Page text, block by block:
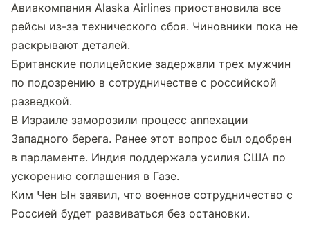
Авиакомпания Alaska Airlines приостановила все
рейсы из-за технического сбоя. Чиновники пока не
раскрывают деталей.
Британские полицейские задержали трех мужчин
по подозрению в сотрудничестве с российской
разведкой.
В Израиле заморозили процесс annexации
Западного берега. Ранее этот вопрос был одобрен
в парламенте. Индия поддержала усилия США по
ускорению соглашения в Газе.
Ким Чен Ын заявил, что военное сотрудничество с
Россией будет развиваться без остановки.